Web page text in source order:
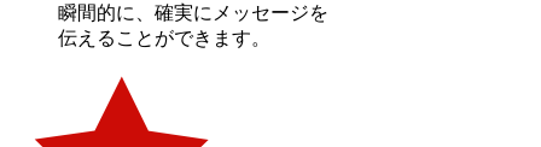
瞬間的に、確実にメッセージを
伝えることができます。